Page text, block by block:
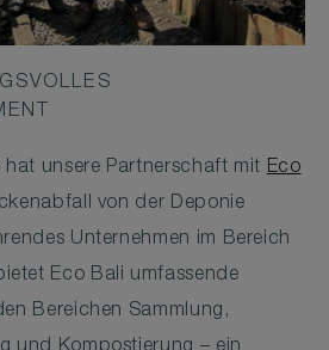
hat unsere Partnerschaft mit Eco
von der Deponie
Unternehmen im Bereich
Eco Bali umfassende
Bereichen Sammlung,